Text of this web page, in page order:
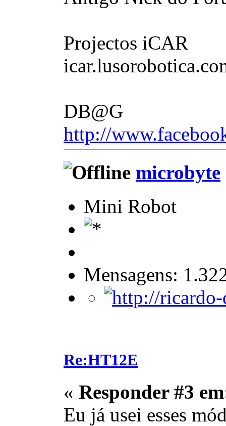
Projectos iCAR
DB@G
http://
microbyte
Mini Robot
Mensagens:
Re:HT12E
« Responder #3
Eu já usei esses